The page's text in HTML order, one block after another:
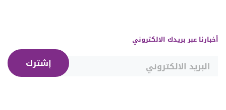
أخبارنا عبر بريدك الالكتروني
إشترك